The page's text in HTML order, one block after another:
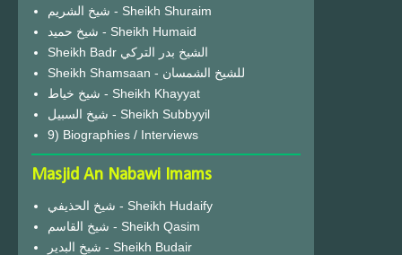
شيخ الشريم - Sheikh Shuraim
شيخ حميد - Sheikh Humaid
Sheikh Badr الشيخ بدر التركي
Sheikh Shamsaan - للشيخ الشمسان
شيخ خياط - Sheikh Khayyat
شيخ السبيل - Sheikh Subbyyil
9) Biographies / Interviews
Masjid An Nabawi Imams
شيخ الحذيفي - Sheikh Hudaify
شيخ القاسم - Sheikh Qasim
شيخ البدير - Sheikh Budair